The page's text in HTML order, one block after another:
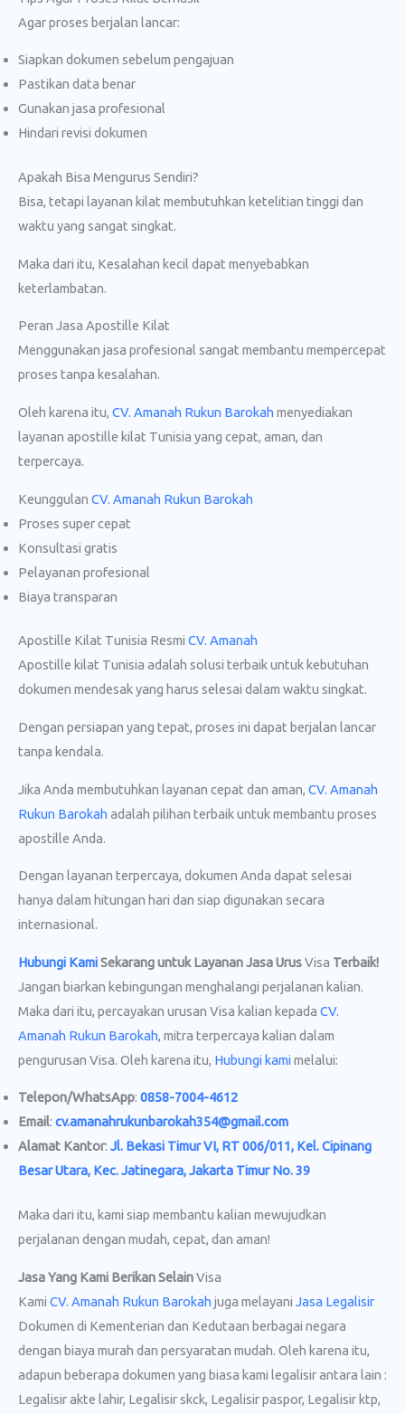
Agar proses berjalan lancar:
Siapkan dokumen sebelum pengajuan
Pastikan data benar
Gunakan jasa profesional
Hindari revisi dokumen
Apakah Bisa Mengurus Sendiri?
Bisa, tetapi layanan kilat membutuhkan ketelitian tinggi dan
waktu yang sangat singkat.
Maka dari itu, Kesalahan kecil dapat menyebabkan
keterlambatan.
Peran Jasa Apostille Kilat
Menggunakan jasa profesional sangat membantu mempercepat
proses tanpa kesalahan.
Oleh karena itu, CV. Amanah Rukun Barokah menyediakan
layanan apostille kilat Tunisia yang cepat, aman, dan
terpercaya.
Keunggulan CV. Amanah Rukun Barokah
Proses super cepat
Konsultasi gratis
Pelayanan profesional
Biaya transparan
Apostille Kilat Tunisia Resmi CV. Amanah
Apostille kilat Tunisia adalah solusi terbaik untuk kebutuhan
dokumen mendesak yang harus selesai dalam waktu singkat.
Dengan persiapan yang tepat, proses ini dapat berjalan lancar
tanpa kendala.
Jika Anda membutuhkan layanan cepat dan aman, CV. Amanah
Rukun Barokah adalah pilihan terbaik untuk membantu proses
apostille Anda.
Dengan layanan terpercaya, dokumen Anda dapat selesai
hanya dalam hitungan hari dan siap digunakan secara
internasional.
Hubungi KamiSekarang untuk Layanan Jasa UrusVisa Terbaik!
Jangan biarkan kebingungan menghalangi perjalanan kalian.
Maka dari itu, percayakan urusan Visa kalian kepada CV.
Amanah Rukun Barokah, mitra terpercaya kalian dalam
pengurusan Visa. Oleh karena itu, Hubungi kamimelalui:
Telepon/WhatsApp: 0858-7004-4612
Email: cv.amanahrukunbarokah354@gmail.com
Alamat Kantor: Jl. Bekasi Timur VI, RT 006/011, Kel. Cipinang
Besar Utara, Kec. Jatinegara, Jakarta Timur No. 39
Maka dari itu, kami siap membantu kalian mewujudkan
perjalanan dengan mudah, cepat, dan aman!
Jasa Yang Kami Berikan SelainVisa
Kami CV. Amanah Rukun Barokah juga melayani Jasa Legalisir
Dokumen di Kementerian dan Kedutaan berbagai negara
dengan biaya murah dan persyaratan mudah. Oleh karena itu,
adapun beberapa dokumen yang biasa kami legalisir antara lain :
Legalisir akte lahir, Legalisir skck, Legalisir paspor, Legalisir ktp,